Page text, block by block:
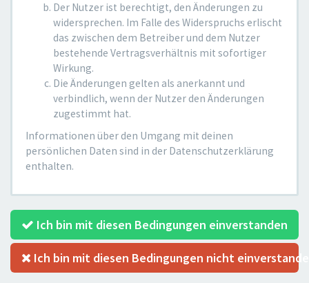
Der Nutzer ist berechtigt, den Änderungen zu
widersprechen. Im Falle des Widerspruchs erlischt
das zwischen dem Betreiber und dem Nutzer
bestehende Vertragsverhältnis mit sofortiger
Wirkung.
Die Änderungen gelten als anerkannt und
verbindlich, wenn der Nutzer den Änderungen
zugestimmt hat.
Informationen über den Umgang mit deinen
persönlichen Daten sind in der Datenschutzerklärung
enthalten.
Ich bin mit diesen Bedingungen einverstanden
Ich bin mit diesen Bedingungen nicht